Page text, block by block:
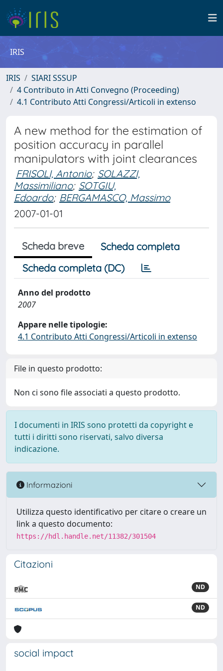
IRIS
IRIS
SIARI SSSUP
4 Contributo in Atti Convegno (Proceeding)
4.1 Contributo Atti Congressi/Articoli in extenso
A new method for the estimation of
position accuracy in parallel
manipulators with joint clearances
FRISOLI, Antonio; SOLAZZI,
Massimiliano; SOTGIU,
Edoardo; BERGAMASCO, Massimo
2007-01-01
Scheda breve
Scheda completa
Scheda completa (DC)
Anno del prodotto
2007
Appare nelle tipologie:
4.1 Contributo Atti Congressi/Articoli in extenso
File in questo prodotto:
Non ci sono file associati a questo prodotto.
I documenti in IRIS sono protetti da copyright e
tutti i diritti sono riservati, salvo diversa
indicazione.
Informazioni
Utilizza questo identificativo per citare o creare un
link a questo documento:
https://hdl.handle.net/11382/301504
Citazioni
ND
ND
social impact